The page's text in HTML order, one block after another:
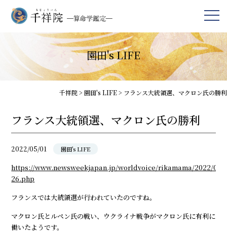
園田's LIFE
千祥院> 園田's LIFE> フランス大統領選、マクロン氏の勝利
フランス大統領選、マクロン氏の勝利
2022/05/01 園田's LIFE
https://www.newsweekjapan.jp/worldvoice/rikamama/2022/04/
26.php
フランスでは大統領選が行われていたのですね。
マクロン氏とルペン氏の戦い、ウクライナ戦争がマクロン氏に有利に
働いたようです。